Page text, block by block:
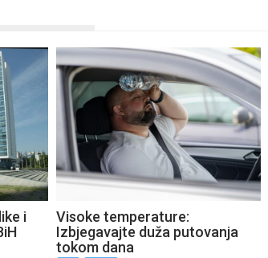
i
Visoke temperature:
Izbjegavajte duža putovanja
tokom dana